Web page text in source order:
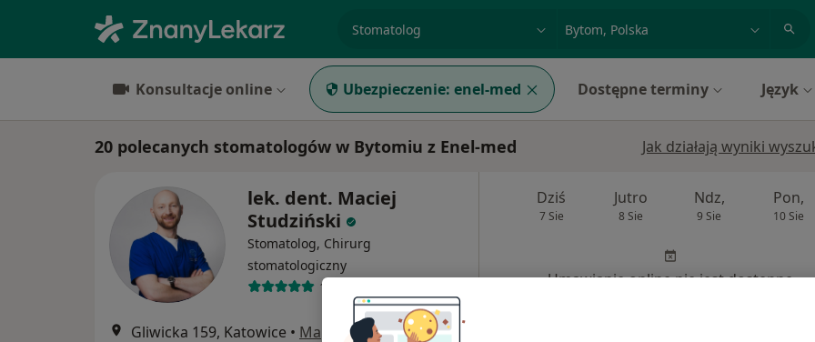
Konsultacje online Ubezpieczenie: enel-med Dostępne terminy Język
20 polecanych stomatologów w Bytomiu z Enel-med Jak działają wyniki
lek. dent. Maciej
Studziński
Stomatolog, Chirurg
stomatologiczny
10 opinii
Gliwicka 159, Katowice • Mapa
Dziś
7 Sie
Jutro
8 Sie
Ndz,
9 Sie
Pon,
10 Sie
Umawianie online nie jest dostępne